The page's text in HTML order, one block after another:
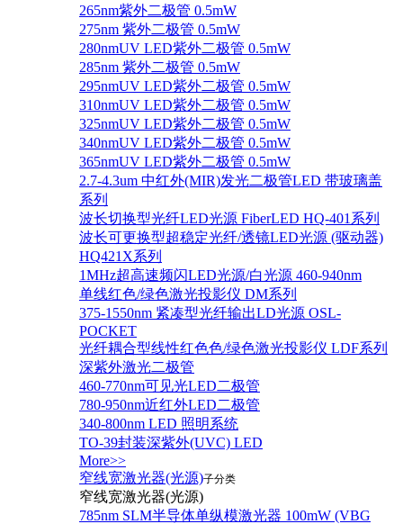
265nm紫外二极管 0.5mW
275nm 紫外二极管 0.5mW
280nmUV LED紫外二极管 0.5mW
285nm 紫外二极管 0.5mW
295nmUV LED紫外二极管 0.5mW
310nmUV LED紫外二极管 0.5mW
325nmUV LED紫外二极管 0.5mW
340nmUV LED紫外二极管 0.5mW
365nmUV LED紫外二极管 0.5mW
2.7-4.3um 中红外(MIR)发光二极管LED 带玻璃盖
系列
波长切换型光纤LED光源 FiberLED HQ-401系列
波长可更换型超稳定光纤/透镜LED光源 (驱动器)
HQ421X系列
1MHz超高速频闪LED光源/白光源 460-940nm
单线红色/绿色激光投影仪 DM系列
375-1550nm 紧凑型光纤输出LD光源 OSL-
POCKET
光纤耦合型线性红色色/绿色激光投影仪 LDF系列
深紫外激光二极管
460-770nm可见光LED二极管
780-950nm近红外LED二极管
340-800nm LED 照明系统
TO-39封装深紫外(UVC) LED
More>>
窄线宽激光器(光源)子分类
窄线宽激光器(光源)
785nm SLM半导体单纵模激光器 100mW (VBG